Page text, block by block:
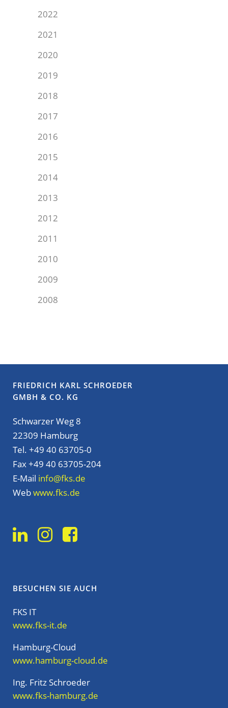
2022
2021
2020
2019
2018
2017
2016
2015
2014
2013
2012
2011
2010
2009
2008
FRIEDRICH KARL SCHROEDER
GMBH & CO. KG
Schwarzer Weg 8
22309 Hamburg
Tel. +49 40 63705-0
Fax +49 40 63705-204
E-Mail info@fks.de
Webwww.fks.de
BESUCHEN SIE AUCH
FKS IT
www.fks-it.de
Hamburg-Cloud
www.hamburg-cloud.de
Ing. Fritz Schroeder
www.fks-hamburg.de